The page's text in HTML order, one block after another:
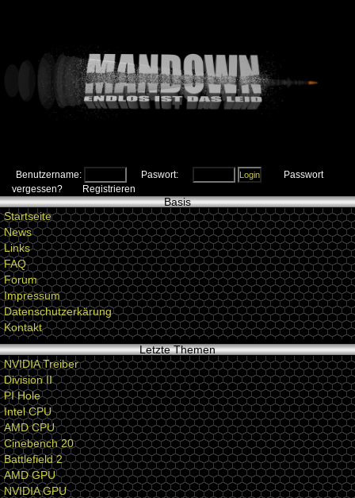
Benutzername: Paswort:
Passwort
vergessen?
Registrieren
Basis
Startseite
News
Links
FAQ
Forum
Impressum
Datenschutzerkärung
Kontakt
Letzte Themen
NVIDIA Treiber
Division II
PI Hole
Intel CPU
AMD CPU
Cinebench 20
Battlefield 2
AMD GPU
NVIDIA GPU